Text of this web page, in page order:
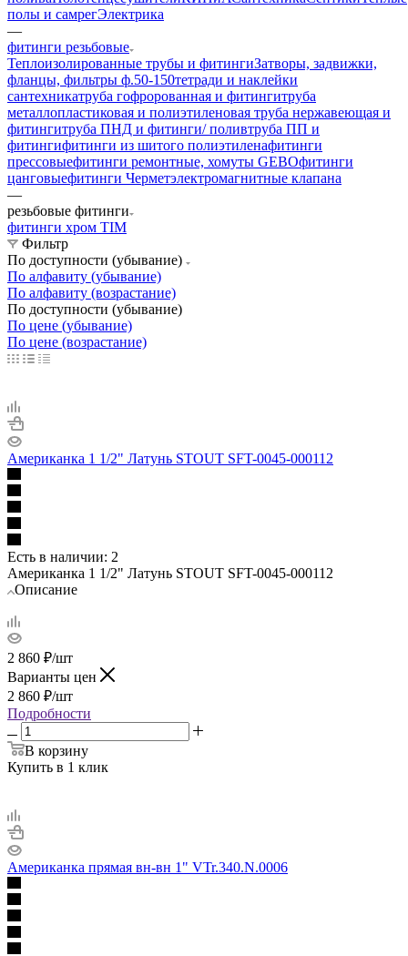
полы и самрегЭлектрика
—
фитинги резьбовые
Теплоизолированные трубы и фитингиЗатворы, задвижки,
фланцы, фильтры ф.50-150тетради и наклейки
сантехникатруба гофророванная и фитингитруба
металлопластиковая и полиэтиленовая труба нержавеющая и
фитингитруба ПНД и фитинги/ поливтруба ПП и
фитингифитинги из шитого полиэтиленафитинги
прессовыефитинги ремонтные, хомуты GEBOфитинги
цанговыефитинги Черметэлектромагнитные клапана
—
резьбовые фитинги
фитинги хром TIM
Фильтр
По доступности (убывание)
По алфавиту (убывание)
По алфавиту (возрастание)
По доступности (убывание)
По цене (убывание)
По цене (возрастание)
Американка 1 1/2" Латунь STOUT SFT-0045-000112
Есть в наличии: 2
Американка 1 1/2" Латунь STOUT SFT-0045-000112
Описание
2 860 ₽/шт
Варианты цен
2 860 ₽/шт
Подробности
В корзину
Купить в 1 клик
Американка прямая вн-вн 1" VTr.340.N.0006